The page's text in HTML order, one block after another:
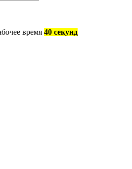
время 40 секунд